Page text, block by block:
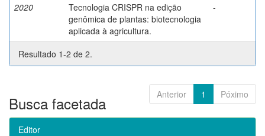
2020
Tecnologia CRISPR na edição
genômica de plantas: biotecnologia
aplicada à agricultura.
-
Resultado 1-2 de 2.
Anterior 1 Póximo
Busca facetada
Editor